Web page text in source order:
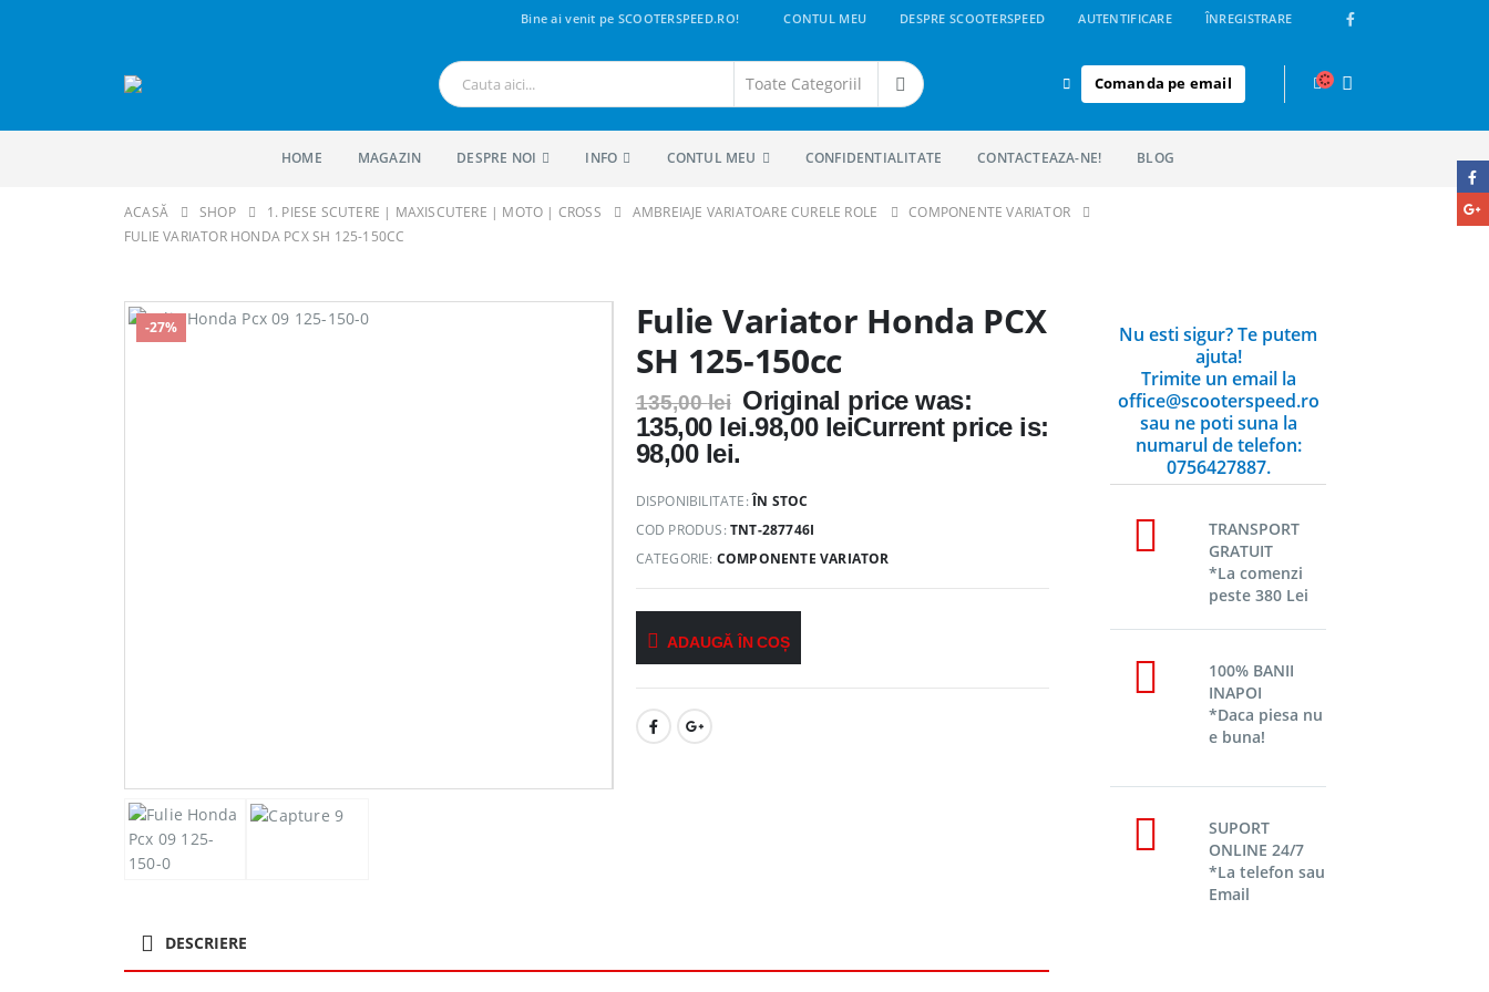
Bine ai venit pe SCOOTERSPEED.RO! CONTUL MEU DESPRE SCOOTERSPEED AUTENTIFICARE ÎNREGISTRARE
Comanda pe email
HOME MAGAZIN DESPRE NOI INFO CONTUL MEU CONFIDENTIALITATE CONTACTEAZA-NE! BLOG
ACASĂ SHOP 1. PIESE SCUTERE | MAXISCUTERE | MOTO | CROSS AMBREIAJE VARIATOARE CURELE ROLE
COMPONENTE VARIATOR
FULIE VARIATOR HONDA PCX SH 125-150CC
-27%
Fulie Variator Honda PCX
SH 125-150cc
135,00lei Original price was:
135,00 lei.98,00 leiCurrent price is:
98,00 lei.
DISPONIBILITATE:ÎN STOC
COD PRODUS:TNT-287746I
CATEGORIE: COMPONENTE VARIATOR
ADAUGĂ ÎN COȘ
DESCRIERE
Nu esti sigur? Te putem
ajuta!
Trimite un email la
office@scooterspeed.ro
sau ne poti suna la
numarul de telefon:
0756427887.
TRANSPORT
GRATUIT
*La comenzi
peste 380 Lei
100% BANII
INAPOI
*Daca piesa nu
e buna!
SUPORT
ONLINE 24/7
*La telefon sau
Email